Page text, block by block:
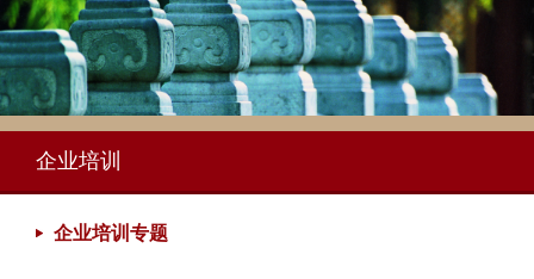
企业培训
企业培训专题